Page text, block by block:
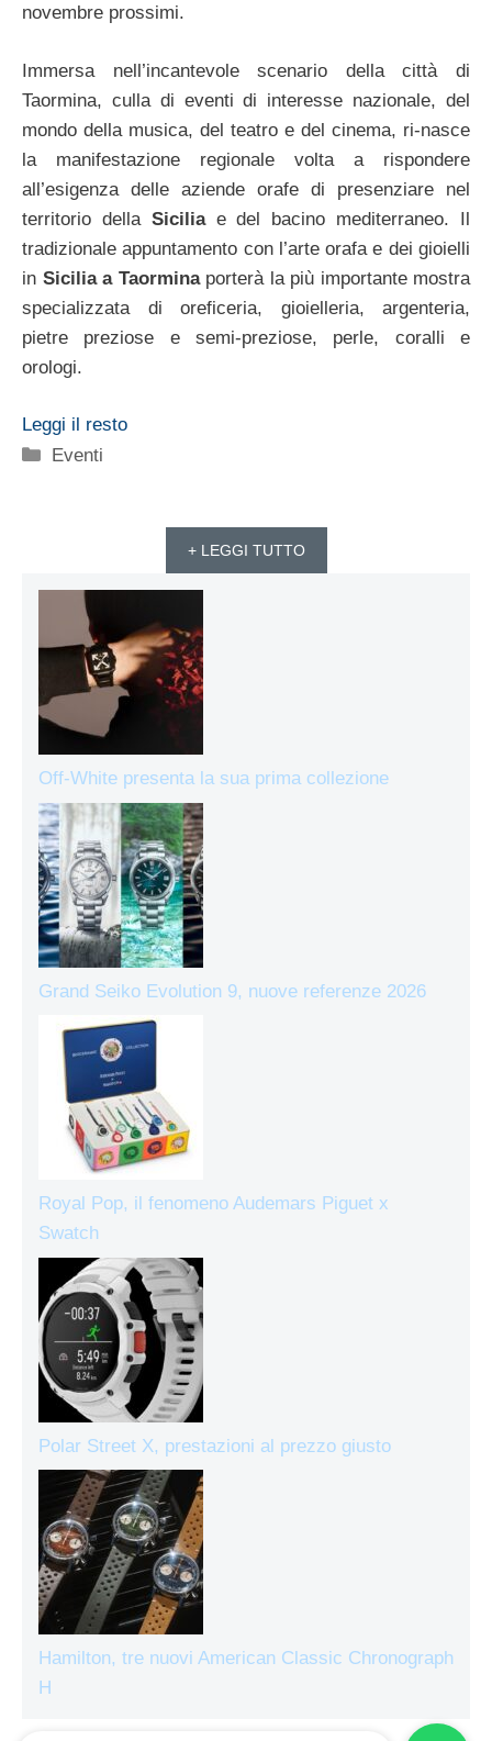
novembre prossimi.
Immersa nell’incantevole scenario della città di
Taormina, culla di eventi di interesse nazionale, del
mondo della musica, del teatro e del cinema, ri-nasce
la manifestazione regionale volta a rispondere
all’esigenza delle aziende orafe di presenziare nel
territorio della Siciliae del bacino mediterraneo. Il
tradizionale appuntamento con l’arte orafa e dei gioielli
in Sicilia a Taorminaporterà la più importante mostra
specializzata di oreficeria, gioielleria, argenteria,
pietre preziose e semi-preziose, perle, coralli e
orologi.
Leggi il resto
Categorie
Eventi
+ LEGGI TUTTO
Off-White presenta la sua prima collezione
Grand Seiko Evolution 9, nuove referenze 2026
Royal Pop, il fenomeno Audemars Piguet x
Swatch
Polar Street X, prestazioni al prezzo giusto
Hamilton, tre nuovi American Classic Chronograph
H